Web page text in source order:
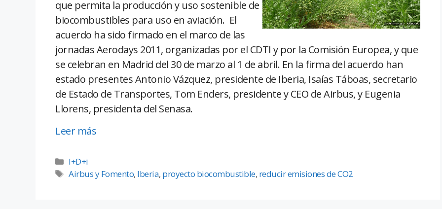
que permita la producción y uso sostenible de
biocombustibles para uso en aviación. El
acuerdo ha sido firmado en el marco de las
jornadas Aerodays 2011, organizadas por el CDTI y por la Comisión Europea, y que
se celebran en Madrid del 30 de marzo al 1 de abril. En la firma del acuerdo han
estado presentes Antonio Vázquez, presidente de Iberia, Isaías Táboas, secretario
de Estado de Transportes, Tom Enders, presidente y CEO de Airbus, y Eugenia
Llorens, presidenta del Senasa.
Leer más
I+D+i
Airbus y Fomento, Iberia, proyecto biocombustible, reducir emisiones de CO2